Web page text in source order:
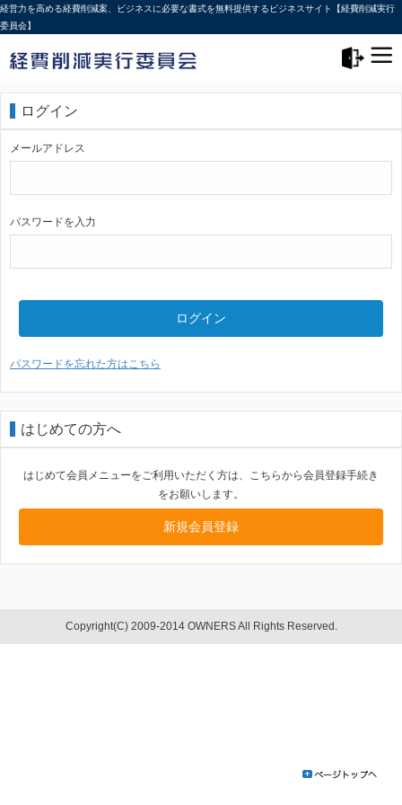
経営力を高める経費削減案、ビジネスに必要な書式を無料提供するビジネスサイト【経費削減実行
委員会】
ログイン
メールアドレス
パスワードを入力
ログイン
パスワードを忘れた方はこちら
はじめての方へ
はじめて会員メニューをご利用いただく方は、こちらから会員登録手続き
をお願いします。
新規会員登録
Copyright(C) 2009-2014 OWNERS All Rights Reserved.